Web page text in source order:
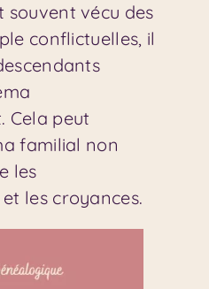
souvent vécu des
conflictuelles, il
Cela peut
familial non
les
les croyances.